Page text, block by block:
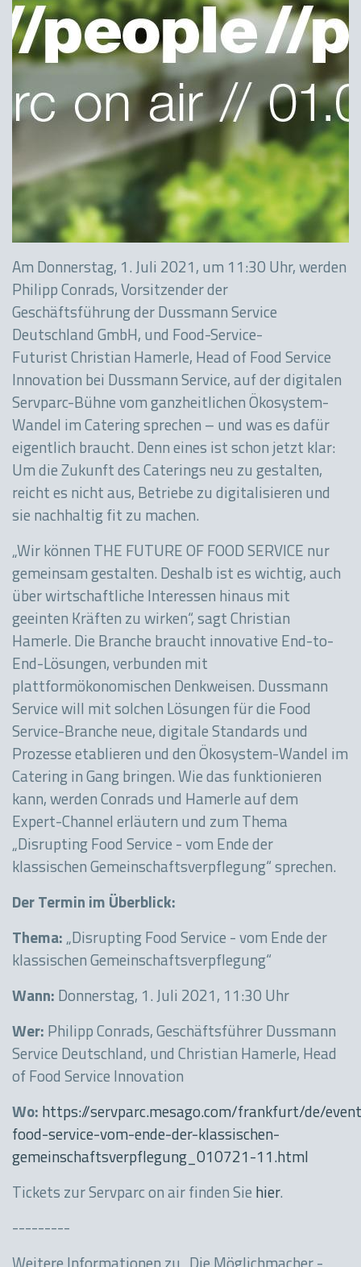
Am Donnerstag, 1. Juli 2021, um 11:30 Uhr, werden
Philipp Conrads, Vorsitzender der
Geschäftsführung der Dussmann Service
Deutschland GmbH, und Food-Service-
Futurist Christian Hamerle, Head of Food Service
Innovation bei Dussmann Service, auf der digitalen
Servparc-Bühne vom ganzheitlichen Ökosystem-
Wandel im Catering sprechen – und was es dafür
eigentlich braucht. Denn eines ist schon jetzt klar:
Um die Zukunft des Caterings neu zu gestalten,
reicht es nicht aus, Betriebe zu digitalisieren und
sie nachhaltig fit zu machen.
„Wir können THE FUTURE OF FOOD SERVICE nur
gemeinsam gestalten. Deshalb ist es wichtig, auch
über wirtschaftliche Interessen hinaus mit
geeinten Kräften zu wirken“, sagt Christian
Hamerle. Die Branche braucht innovative End-to-
End-Lösungen, verbunden mit
plattformökonomischen Denkweisen. Dussmann
Service will mit solchen Lösungen für die Food
Service-Branche neue, digitale Standards und
Prozesse etablieren und den Ökosystem-Wandel im
Catering in Gang bringen. Wie das funktionieren
kann, werden Conrads und Hamerle auf dem
Expert-Channel erläutern und zum Thema
„Disrupting Food Service - vom Ende der
klassischen Gemeinschaftsverpflegung“ sprechen.
Der Termin im Überblick:
Thema: „Disrupting Food Service - vom Ende der
klassischen Gemeinschaftsverpflegung“
Wann: Donnerstag, 1. Juli 2021, 11:30 Uhr
Wer: Philipp Conrads, Geschäftsführer Dussmann
Service Deutschland, und Christian Hamerle, Head
of Food Service Innovation
Wo: https://servparc.mesago.com/frankfurt/de/
food-service-vom-ende-der-klassischen-
gemeinschaftsverpflegung_010721-11.html
Tickets zur Servparc on air finden Sie hier.
---------